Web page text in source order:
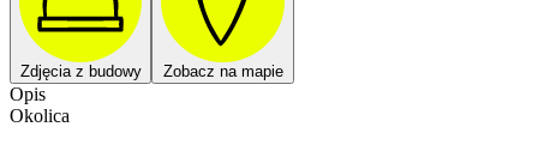
Zdjęcia z budowy Zobacz na mapie
Opis
Okolica